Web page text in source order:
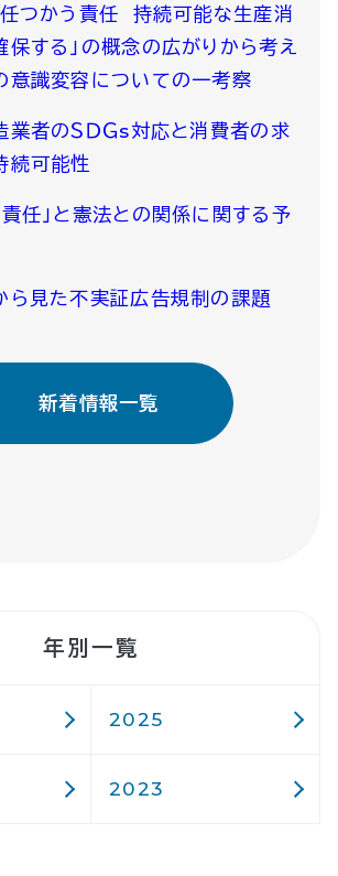
任つかう責任 持続可能な生産消
保する」の概念の広がりから考え
意識変容についての一考察
業者のＳＤＧs対応と消費者の求
続可能性
責任」と憲法との関係に関する予
ら見た不実証広告規制の課題
新着情報一覧
年別一覧
2025
2023